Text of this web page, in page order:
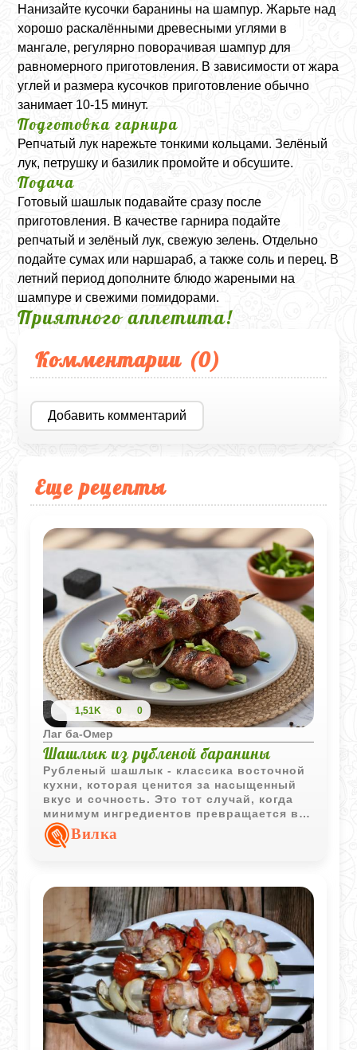
Нанизайте кусочки баранины на шампур. Жарьте над
хорошо раскалёнными древесными углями в
мангале, регулярно поворачивая шампур для
равномерного приготовления. В зависимости от жара
углей и размера кусочков приготовление обычно
занимает 10-15 минут.
Подготовка гарнира
Репчатый лук нарежьте тонкими кольцами. Зелёный
лук, петрушку и базилик промойте и обсушите.
Подача
Готовый шашлык подавайте сразу после
приготовления. В качестве гарнира подайте
репчатый и зелёный лук, свежую зелень. Отдельно
подайте сумах или наршараб, а также соль и перец. В
летний период дополните блюдо жареными на
шампуре и свежими помидорами.
Приятного аппетита!
Комментарии (0)
Добавить комментарий
Еще рецепты
1,51K 0 0
Лаг ба-Омер
Шашлык из рубленой баранины
Рубленый шашлык - классика восточной
кухни, которая ценится за насыщенный
вкус и сочность. Это тот случай, когда
минимум ингредиентов превращается в
максимум вкуса. В отличие от
традиционных кусочков мяса, рубленая
получается особенно ароматным и
нежным.
Вилка